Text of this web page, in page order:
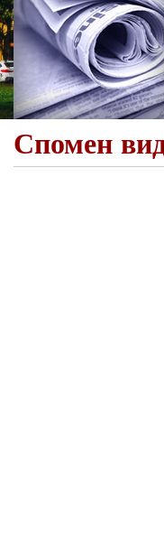
Спомен